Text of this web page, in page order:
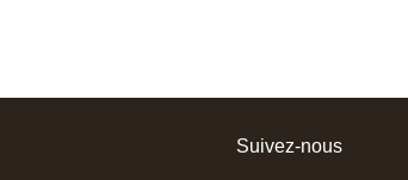
Suivez-nous